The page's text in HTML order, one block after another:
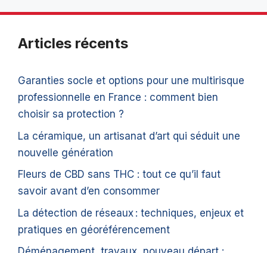
Articles récents
Garanties socle et options pour une multirisque
professionnelle en France : comment bien
choisir sa protection ?
La céramique, un artisanat d’art qui séduit une
nouvelle génération
Fleurs de CBD sans THC : tout ce qu’il faut
savoir avant d’en consommer
La détection de réseaux : techniques, enjeux et
pratiques en géoréférencement